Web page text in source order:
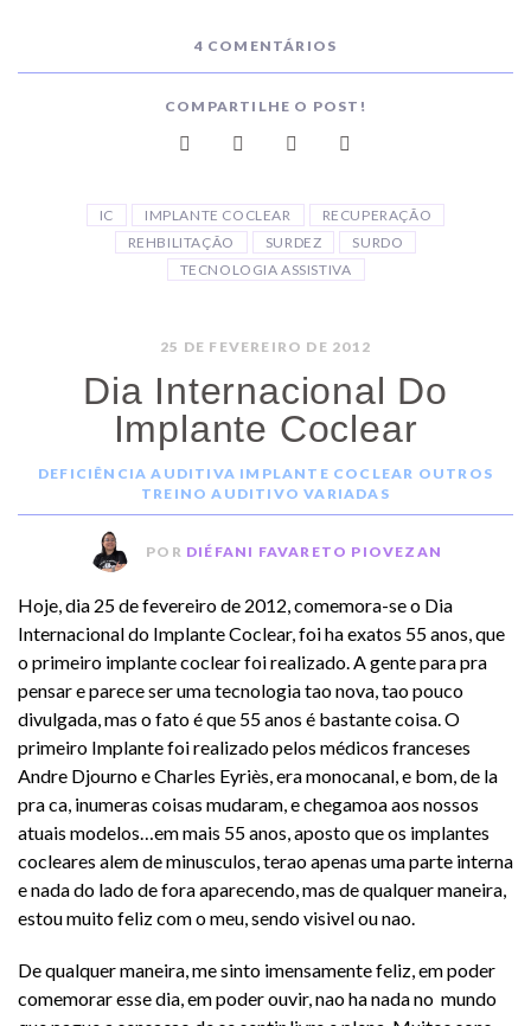
4 COMENTÁRIOS
COMPARTILHE O POST!
IC IMPLANTE COCLEAR
RECUPERAÇÃO
REHBILITAÇÃO
SURDEZ
SURDO
TECNOLOGIA ASSISTIVA
25 DE FEVEREIRO DE 2012
Dia Internacional Do
Implante Coclear
DEFICIÊNCIA AUDITIVA IMPLANTE COCLEAR OUTROS
TREINO AUDITIVO VARIADAS
POR DIÉFANI FAVARETO PIOVEZAN
Hoje, dia 25 de fevereiro de 2012, comemora-se o Dia
Internacional do Implante Coclear, foi ha exatos 55 anos, que
o primeiro implante coclear foi realizado. A gente para pra
pensar e parece ser uma tecnologia tao nova, tao pouco
divulgada, mas o fato é que 55 anos é bastante coisa. O
primeiro Implante foi realizado pelos médicos franceses
Andre Djourno e Charles Eyriès, era monocanal, e bom, de la
pra ca, inumeras coisas mudaram, e chegamoa aos nossos
atuais modelos…em mais 55 anos, aposto que os implantes
cocleares alem de minusculos, terao apenas uma parte interna
e nada do lado de fora aparecendo, mas de qualquer maneira,
estou muito feliz com o meu, sendo visivel ou nao.
De qualquer maneira, me sinto imensamente feliz, em poder
comemorar esse dia, em poder ouvir, nao ha nada no mundo